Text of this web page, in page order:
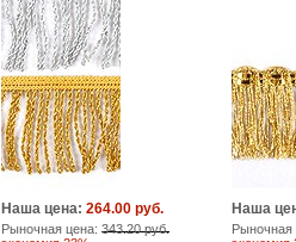
Наша цена: 264.00 руб.
Рыночная цена: 343.20 руб.
Наша